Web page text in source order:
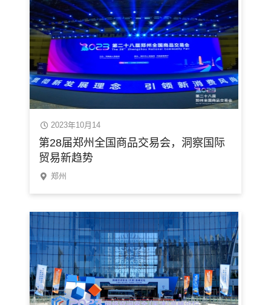
2023年10月14
第28届郑州全国商品交易会，洞察国际
贸易新趋势
郑州